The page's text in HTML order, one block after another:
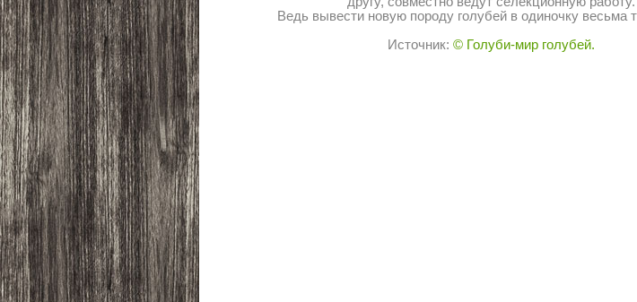
Ведь вывести новую породу голубей в одиночку весьма
Источник: © Голуби-мир голубей.